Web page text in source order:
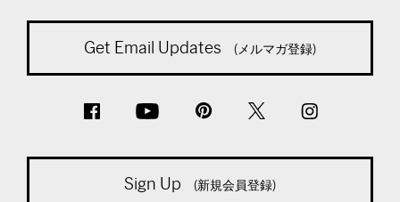
Get Email Updates (メルマガ登録)
Sign Up (新規会員登録)